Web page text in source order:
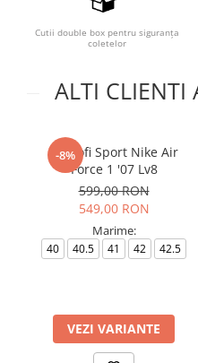
Cutii double box pentru siguranța
coletelor
ALTI CLIENTI
-8%
Pantofi Sport Nike Air
Force 1 '07 Lv8
599,00 RON
549,00 RON
Marime:
40 40.5 41 42 42.5
VEZI VARIANTE